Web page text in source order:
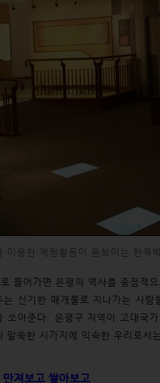
이용한 체험활동이 돋보이는 한옥
들어가면 은평의 역사를 중점적
는 신기한 매개물로 지나가는 사
쏘아준다. 은평구 지역이 고대국
말쑥한 시가지에 익숙한 우리로서
져보고 쌓아보고